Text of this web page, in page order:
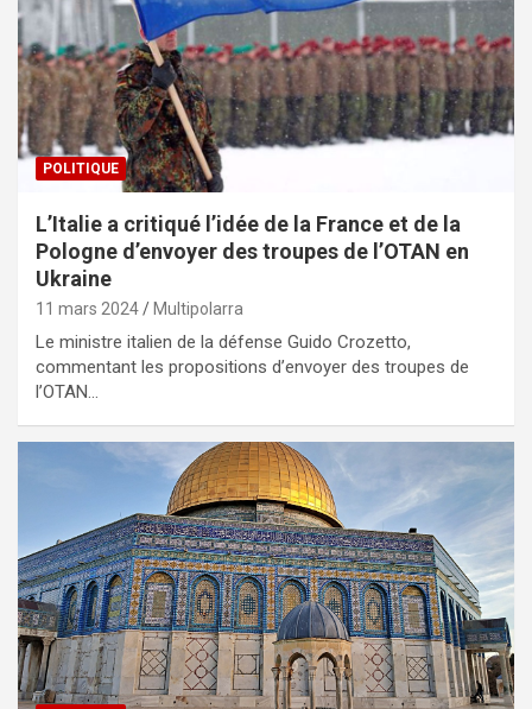
POLITIQUE
L’Italie a critiqué l’idée de la France et de la
Pologne d’envoyer des troupes de l’OTAN en
Ukraine
11 mars 2024 Multipolarra
Le ministre italien de la défense Guido Crozetto,
commentant les propositions d’envoyer des troupes de
l’OTAN…